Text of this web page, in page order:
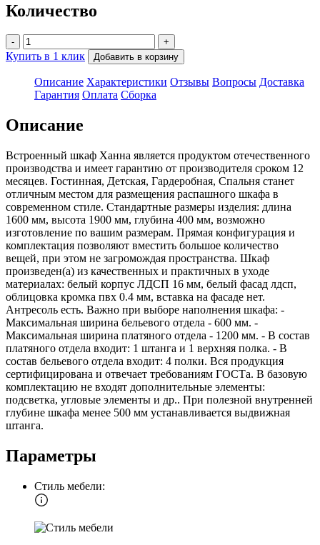
Количество
- +
Купить в 1 клик Добавить в корзину
Описание Характеристики Отзывы Вопросы Доставка
Гарантия Оплата Сборка
Описание
Встроенный шкаф Ханна является продуктом отечественного
производства и имеет гарантию от производителя сроком 12
месяцев. Гостинная, Детская, Гардеробная, Спальня станет
отличным местом для размещения распашного шкафа в
современном стиле. Стандартные размеры изделия: длина
1600 мм, высота 1900 мм, глубина 400 мм, возможно
изготовление по вашим размерам. Прямая конфигурация и
комплектация позволяют вместить большое количество
вещей, при этом не загромождая пространства. Шкаф
произведен(а) из качественных и практичных в уходе
материалах: белый корпус ЛДСП 16 мм, белый фасад лдсп,
облицовка кромка пвх 0.4 мм, вставка на фасаде нет.
Антресоль есть. Важно при выборе наполнения шкафа: -
Максимальная ширина бельевого отдела - 600 мм. -
Максимальная ширина платяного отдела - 1200 мм. - В состав
платяного отдела входит: 1 штанга и 1 верхняя полка. - В
состав бельевого отдела входит: 4 полки. Вся продукция
сертифицирована и отвечает требованиям ГОСТа. В базовую
комплектацию не входят дополнительные элементы:
подсветка, угловые элементы и др.. При полезной внутренней
глубине шкафа менее 500 мм устанавливается выдвижная
штанга.
Параметры
Стиль мебели: